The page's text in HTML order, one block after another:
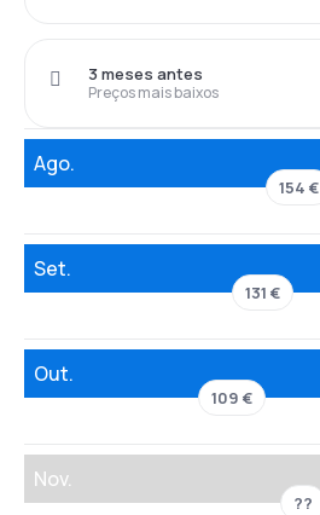
Preços mais baixos
3 meses antes
Ago.
154 €
Set.
131 €
Out.
109 €
Nov.
??